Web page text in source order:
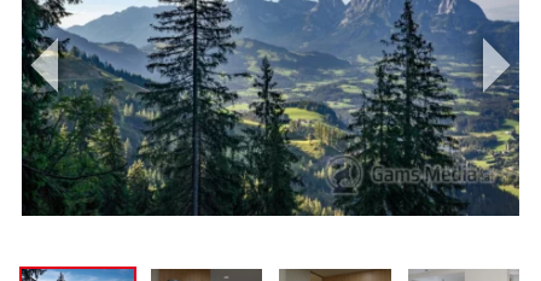
DRUCKARTEN
WUNSCHLISTE
ÜBER UNS